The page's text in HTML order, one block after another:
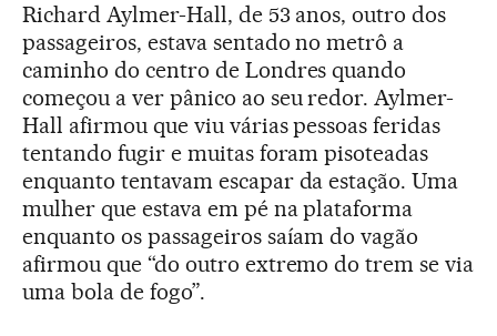
Richard Aylmer-Hall, de 53 anos, outro dos
passageiros, estava sentado no metrô a
caminho do centro de Londres quando
começou a ver pânico ao seu redor. Aylmer-
Hall afirmou que viu várias pessoas feridas
tentando fugir e muitas foram pisoteadas
enquanto tentavam escapar da estação. Uma
mulher que estava em pé na plataforma
enquanto os passageiros saíam do vagão
afirmou que “do outro extremo do trem se via
uma bola de fogo”.